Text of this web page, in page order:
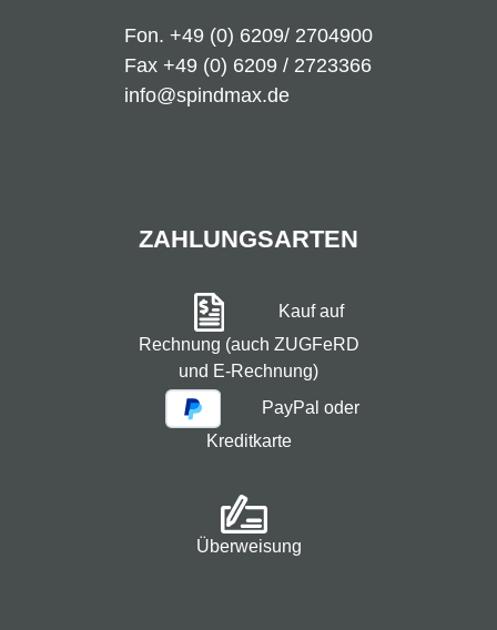
Fon. +49 (0) 6209/ 2704900
Fax +49 (0) 6209 / 2723366
info@spindmax.de
ZAHLUNGSARTEN
Kauf auf
Rechnung (auch ZUGFeRD
und E-Rechnung)
PayPal oder
Kreditkarte
Überweisung